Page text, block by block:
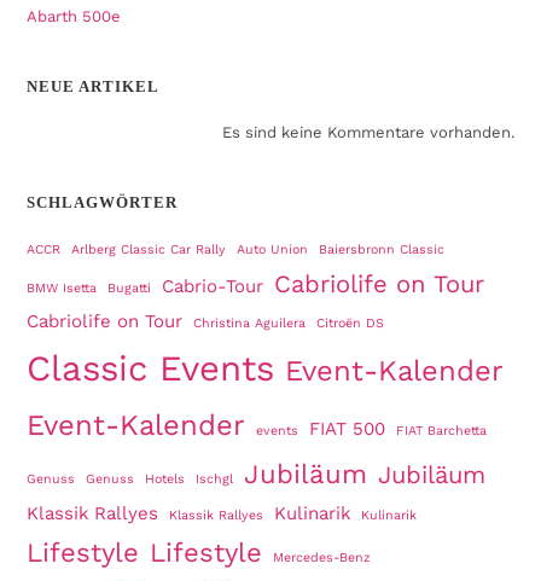
Abarth 500e
NEUE ARTIKEL
Es sind keine Kommentare vorhanden.
SCHLAGWÖRTER
ACCR Arlberg Classic Car Rally Auto Union Baiersbronn Classic
BMW Isetta Bugatti Cabrio-Tour Cabriolife on Tour
Cabriolife on Tour Christina Aguilera Citroën DS
Classic Events Event-Kalender
Event-Kalender
events FIAT 500 FIAT Barchetta
Genuss Genuss Hotels Ischgl Jubiläum Jubiläum
Klassik Rallyes Klassik Rallyes Kulinarik Kulinarik
Lifestyle Lifestyle Mercedes-Benz